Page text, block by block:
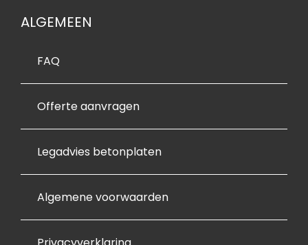
ALGEMEEN
FAQ
Offerte aanvragen
Legadvies betonplaten
Algemene voorwaarden